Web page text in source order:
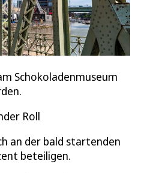
Schokoladenmuseum
Roll
an der bald startenden
beteiligen.